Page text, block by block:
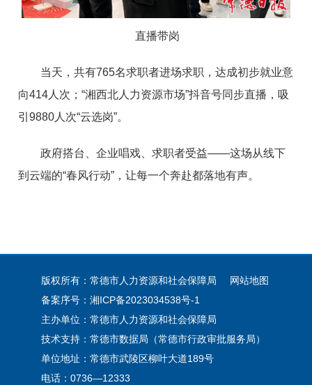
直播带岗
当天，共有765名求职者进场求职，达成初步就业意
向414人次；“湘西北人力资源市场”抖音号同步直播，吸
引9880人次“云选岗”。
政府搭台、企业唱戏、求职者受益——这场从线下
到云端的“春风行动”，让每一个奔赴都落地有声。
版权所有：常德市人力资源和社会保障局
网站地图
备案序号： 湘ICP备2023034538号-1
主办单位：常德市人力资源和社会保障局
技术支持：常德市数据局（常德市行政审批服务局）
单位地址：常德市武陵区柳叶大道189号
电话：0736—12333